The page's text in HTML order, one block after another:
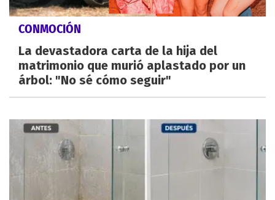
CONMOCIÓN
La devastadora carta de la hija del
matrimonio que murió aplastado por un
árbol: "No sé cómo seguir"